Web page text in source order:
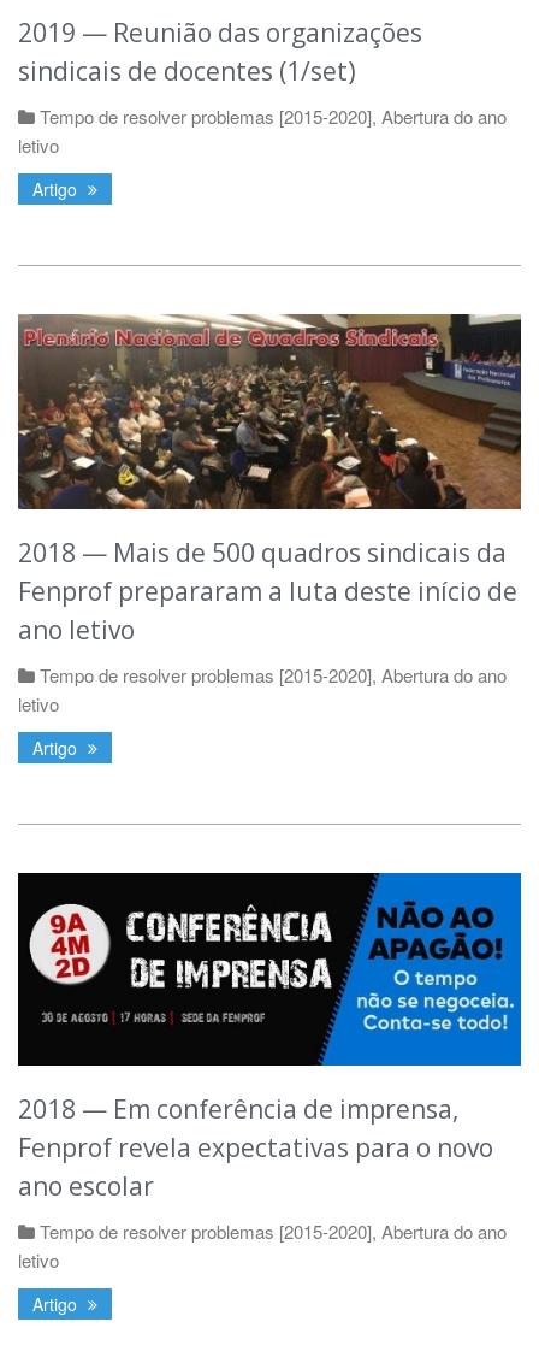
2019 — Reunião das organizações
sindicais de docentes (1/set)
Tempo de resolver problemas [2015-2020], Abertura do ano
letivo
Artigo
2018 — Mais de 500 quadros sindicais da
Fenprof prepararam a luta deste início de
ano letivo
Tempo de resolver problemas [2015-2020], Abertura do ano
letivo
Artigo
2018 — Em conferência de imprensa,
Fenprof revela expectativas para o novo
ano escolar
Tempo de resolver problemas [2015-2020], Abertura do ano
letivo
Artigo